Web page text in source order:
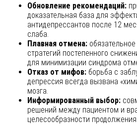
Обновление рекомендаций:
доказательная база для
антидепрессантов после 12
слаба.
Плавная отмена:
стратегий постепенного
для минимизации синдрома
Отказ от мифов: борьба с
депрессия всегда вызвана
мозга.
Информированный выбор:
решений между пациентом и
целесообразности